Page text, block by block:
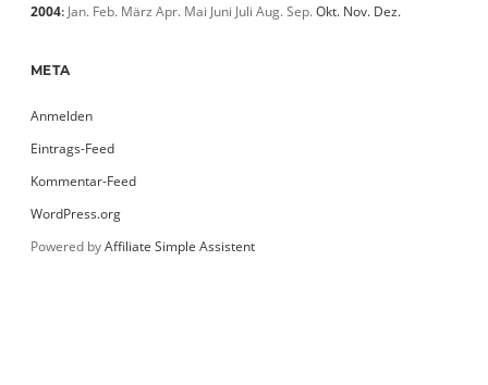
2004: Jan. Feb. März Apr. Mai Juni Juli Aug.Sep.Okt. Nov. Dez.
META
Anmelden
Eintrags-Feed
Kommentar-Feed
WordPress.org
Powered byAffiliate Simple Assistent